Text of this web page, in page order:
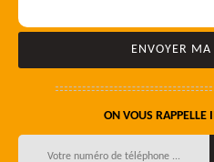
ON VOUS